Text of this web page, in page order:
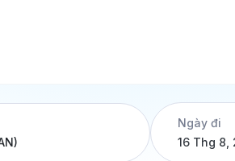
Ngày đi
16 Thg 8,